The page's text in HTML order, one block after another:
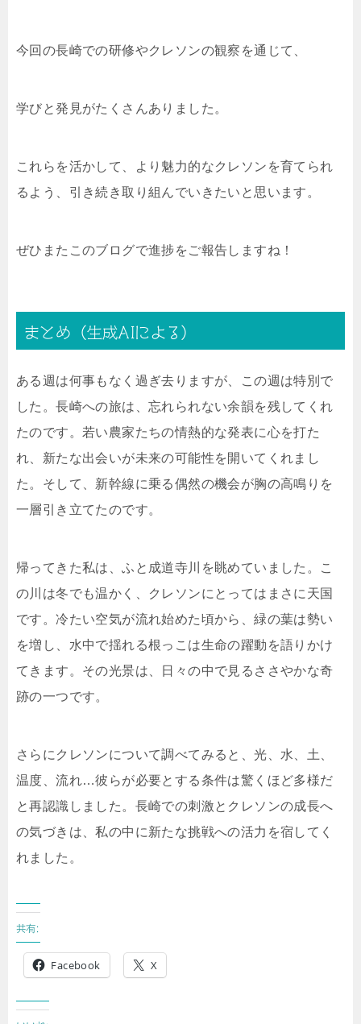
今回の長崎での研修やクレソンの観察を通じて、
学びと発見がたくさんありました。
これらを活かして、より魅力的なクレソンを育てられ
るよう、引き続き取り組んでいきたいと思います。
ぜひまたこのブログで進捗をご報告しますね！
まとめ（生成AIによる）
ある週は何事もなく過ぎ去りますが、この週は特別で
した。長崎への旅は、忘れられない余韻を残してくれ
たのです。若い農家たちの情熱的な発表に心を打た
れ、新たな出会いが未来の可能性を開いてくれまし
た。そして、新幹線に乗る偶然の機会が胸の高鳴りを
一層引き立てたのです。
帰ってきた私は、ふと成道寺川を眺めていました。こ
の川は冬でも温かく、クレソンにとってはまさに天国
です。冷たい空気が流れ始めた頃から、緑の葉は勢い
を増し、水中で揺れる根っこは生命の躍動を語りかけ
てきます。その光景は、日々の中で見るささやかな奇
跡の一つです。
さらにクレソンについて調べてみると、光、水、土、
温度、流れ…彼らが必要とする条件は驚くほど多様だ
と再認識しました。長崎での刺激とクレソンの成長へ
の気づきは、私の中に新たな挑戦への活力を宿してく
れました。
共有:
Facebook X